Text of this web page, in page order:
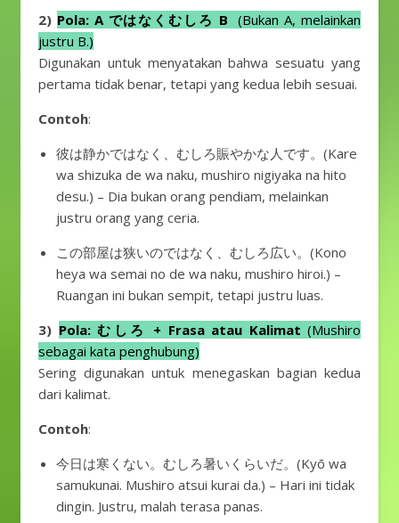
2) Pola: A ではなくむしろ B(Bukan A, melainkan
justru B.)
Digunakan untuk menyatakan bahwa sesuatu yang
pertama tidak benar, tetapi yang kedua lebih sesuai.
Contoh:
彼は静かではなく、むしろ賑やかな人です。(Kare
wa shizuka de wa naku, mushiro nigiyaka na hito
desu.) – Dia bukan orang pendiam, melainkan
justru orang yang ceria.
この部屋は狭いのではなく、むしろ広い。(Kono
heya wa semai no de wa naku, mushiro hiroi.) –
Ruangan ini bukan sempit, tetapi justru luas.
3) Pola: むしろ + Frasa atau Kalimat (Mushiro
sebagai kata penghubung)
Sering digunakan untuk menegaskan bagian kedua
dari kalimat.
Contoh:
今日は寒くない。むしろ暑いくらいだ。(Kyō wa
samukunai. Mushiro atsui kurai da.) – Hari ini tidak
dingin. Justru, malah terasa panas.